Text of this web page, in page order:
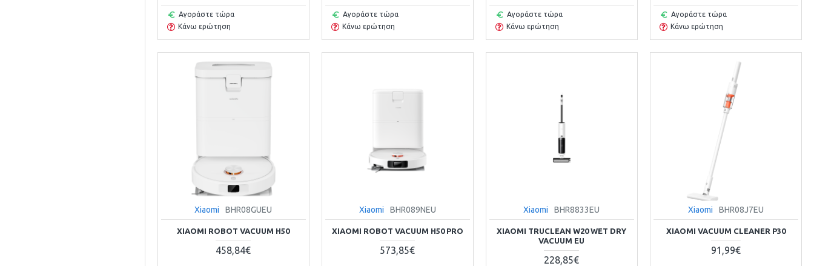
Αγοράστε τώρα
Κάνω ερώτηση
Αγοράστε τώρα
Κάνω ερώτηση
Αγοράστε τώρα
Κάνω ερώτηση
Αγοράστε τώρα
Κάνω ερώτηση
Xiaomi BHR08GUEU
XIAOMI ROBOT VACUUM H50
458,84€
Xiaomi BHR089NEU
XIAOMI ROBOT VACUUM H50 PRO
573,85€
Xiaomi BHR8833EU
XIAOMI TRUCLEAN W20 WET DRY
VACUUM EU
228,85€
Xiaomi BHR08J7EU
XIAOMI VACUUM CLEANER P30
91,99€